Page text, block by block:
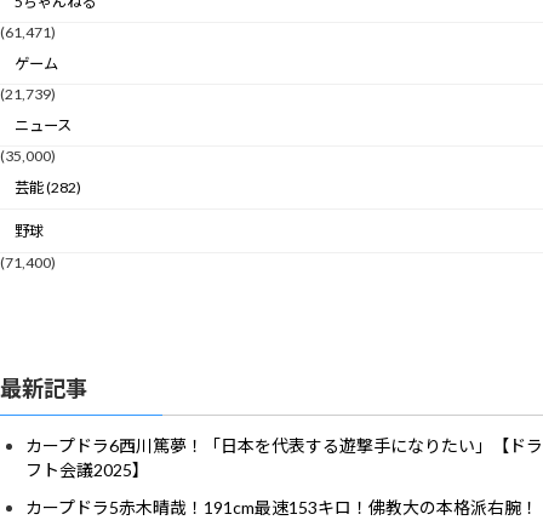
(61,471)
ゲーム
(21,739)
ニュース
(35,000)
芸能 (282)
野球
(71,400)
最新記事
カープドラ6西川篤夢！「日本を代表する遊撃手になりたい」【ドラ
フト会議2025】
カープドラ5赤木晴哉！191cm最速153キロ！佛教大の本格派右腕！